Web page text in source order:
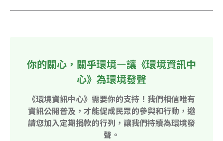
你的關心，關乎環境—讓《環境資訊中
心》為環境發聲
《環境資訊中心》需要你的支持！我們相信唯有
資訊公開普及，才能促成民眾的參與和行動，邀
請您加入定期捐款的行列，讓我們持續為環境發
聲。